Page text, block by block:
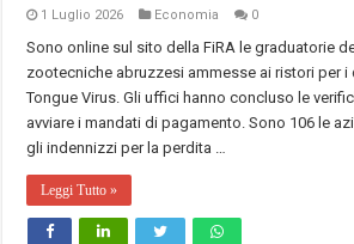
1 Luglio 2026 Economia 0
Sono online sul sito della FiRA le graduatorie
zootecniche abruzzesi ammesse ai ristori per i
Tongue Virus. Gli uffici hanno concluso le
avviare i mandati di pagamento. Sono 106 le
gli indennizzi per la perdita …
Leggi Tutto »